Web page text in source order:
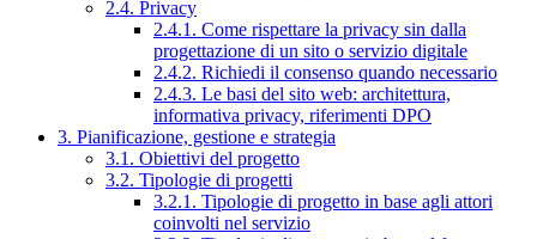
2.4. Privacy
2.4.1. Come rispettare la privacy sin dalla
progettazione di un sito o servizio digitale
2.4.2. Richiedi il consenso quando necessario
2.4.3. Le basi del sito web: architettura,
informativa privacy, riferimenti DPO
3. Pianificazione, gestione e strategia
3.1. Obiettivi del progetto
3.2. Tipologie di progetti
3.2.1. Tipologie di progetto in base agli attori
coinvolti nel servizio